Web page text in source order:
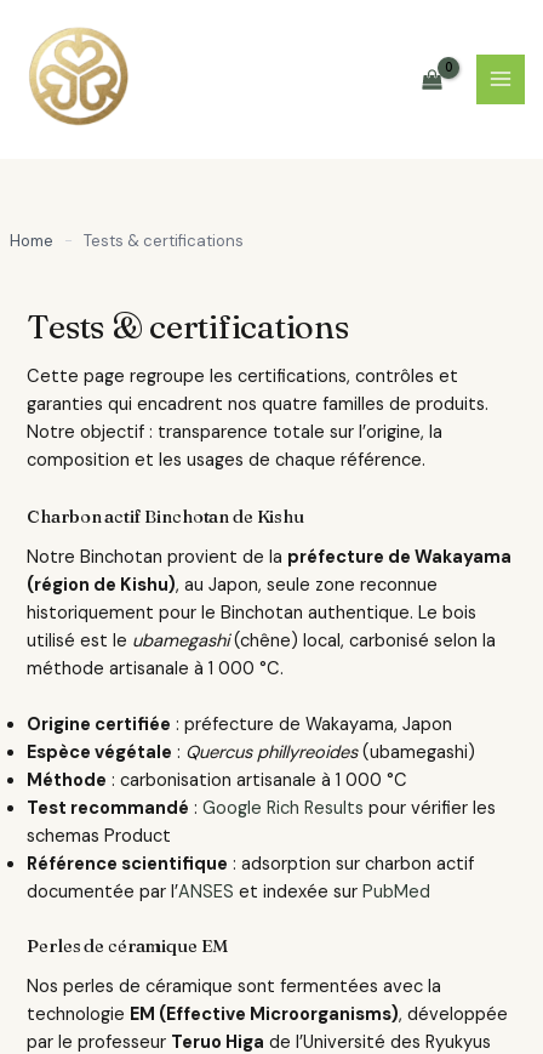
contenu
Home - Tests & certifications
Tests & certifications
Cette page regroupe les certifications, contrôles et
garanties qui encadrent nos quatre familles de produits.
Notre objectif : transparence totale sur l’origine, la
composition et les usages de chaque référence.
Charbon actif Binchotan de Kishu
Notre Binchotan provient de la préfecture de Wakayama
(région de Kishu), au Japon, seule zone reconnue
historiquement pour le Binchotan authentique. Le bois
utilisé est le ubamegashi(chêne) local, carbonisé selon la
méthode artisanale à 1 000 °C.
Origine certifiée : préfecture de Wakayama, Japon
Espèce végétale : Quercus phillyreoides(ubamegashi)
Méthode : carbonisation artisanale à 1 000 °C
Test recommandé :Google Rich Results pour vérifier les
schemas Product
Référence scientifique : adsorption sur charbon actif
documentée par l’ANSES et indexée surPubMed
Perles de céramique EM
Nos perles de céramique sont fermentées avec la
technologie EM (Effective Microorganisms), développée
par le professeur Teruo Higa de l’Université des Ryukyus